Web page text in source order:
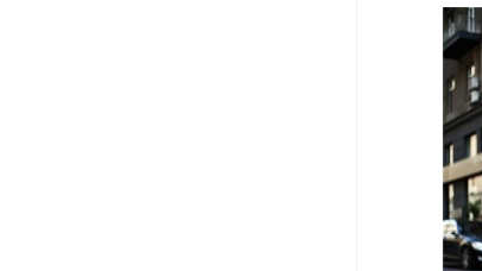
Kaza Haberleri ve